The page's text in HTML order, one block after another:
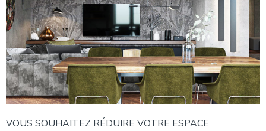
VOUS SOUHAITEZ RÉDUIRE VOTRE ESPACE